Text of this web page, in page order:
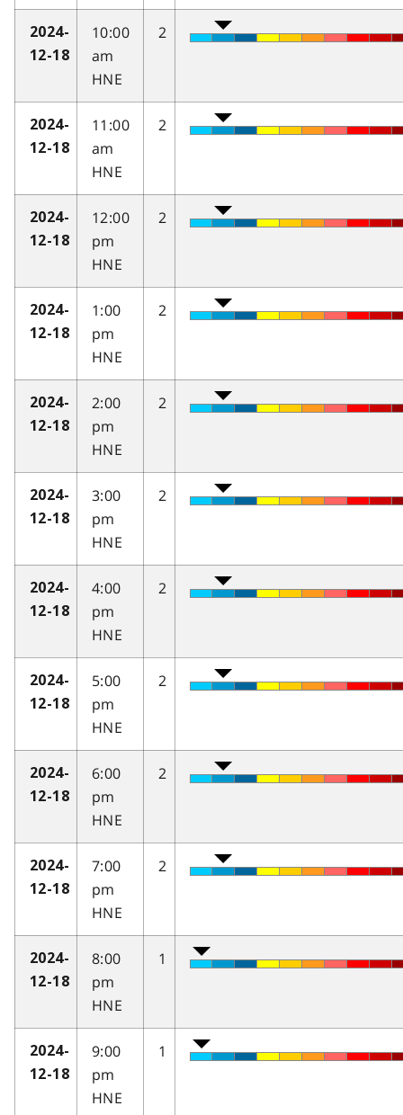
2024-
12-18
10:00
am
HNE
2
2024-
12-18
11:00
am
HNE
2
2024-
12-18
12:00
pm
HNE
2
2024-
12-18
1:00
pm
HNE
2
2024-
12-18
2:00
pm
HNE
2
2024-
12-18
3:00
pm
HNE
2
2024-
12-18
4:00
pm
HNE
2
2024-
12-18
5:00
pm
HNE
2
2024-
12-18
6:00
pm
HNE
2
2024-
12-18
7:00
pm
HNE
2
2024-
12-18
8:00
pm
HNE
1
2024-
12-18
9:00
pm
HNE
1